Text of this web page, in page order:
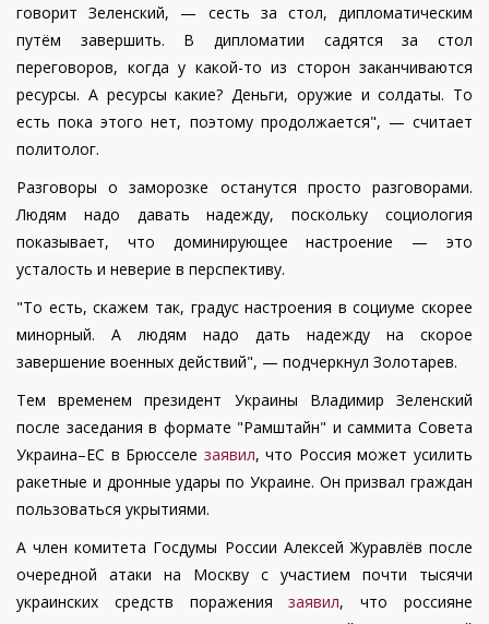
говорит Зеленский, — сесть за стол, дипломатическим
путём завершить. В дипломатии садятся за стол
переговоров, когда у какой-то из сторон заканчиваются
ресурсы. А ресурсы какие? Деньги, оружие и солдаты. То
есть пока этого нет, поэтому продолжается", — считает
политолог.
Разговоры о заморозке останутся просто разговорами.
Людям надо давать надежду, поскольку социология
показывает, что доминирующее настроение — это
усталость и неверие в перспективу.
"То есть, скажем так, градус настроения в социуме скорее
минорный. А людям надо дать надежду на скорое
завершение военных действий", — подчеркнул Золотарев.
Тем временем президент Украины Владимир Зеленский
после заседания в формате "Рамштайн" и саммита Совета
Украина–ЕС в Брюсселе заявил, что Россия может усилить
ракетные и дронные удары по Украине. Он призвал граждан
пользоваться укрытиями.
А член комитета Госдумы России Алексей Журавлёв после
очередной атаки на Москву с участием почти тысячи
украинских средств поражениязаявил, что россияне